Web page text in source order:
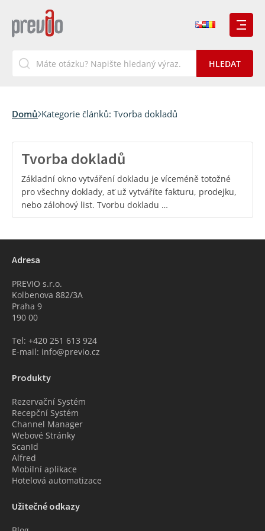
Domů Kategorie článků: Tvorba dokladů
Tvorba dokladů
Základní okno vytváření dokladu je víceméně totožné
pro všechny doklady, ať už vytváříte fakturu, prodejku,
nebo zálohový list. Tvorbu dokladu …
Adresa
PREVIO s.r.o.
Kolbenova 882/3A
Praha 9
190 00
Tel: +420 251 613 924
E-mail: info@previo.cz
Produkty
Rezervační Systém
Recepční Systém
Channel Manager
Webové Stránky
ScanId
Alfred
Mobilní aplikace
Hotelová automatizace
Užitečné odkazy